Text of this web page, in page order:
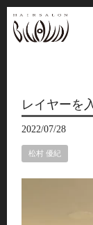
レイヤーを
2022/07/28
松村 優紀